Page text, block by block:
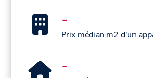
-
Prix médian m2 d'un
-